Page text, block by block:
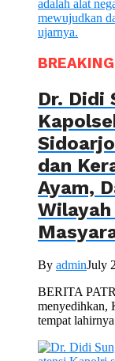
Dr. Didi
dan
Ayam,
By adminJuly
BERITA
menyedihkan,
tempat